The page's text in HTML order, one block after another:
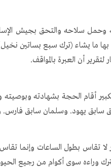
سلاحه والتحق بجيش الإسلام
بها ما يشاء (ترك سبع بساتين
لتقرير أن العبرة بالمواقف.
أقام الحجة بشهادته
سابق يهود. وسلمان سابق فارس.
تقاس بطول الساعات وإنما
وراءه سوى أكوام من رجيع